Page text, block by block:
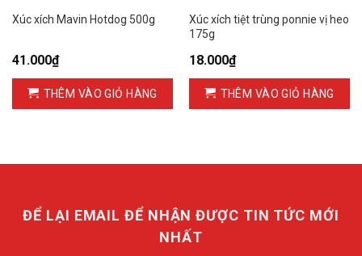
Xúc xích Mavin Hotdog 500g
41.000₫
THÊM VÀO GIỎ HÀNG
Xúc xích tiệt trùng ponnie vị heo
175g
18.000₫
THÊM VÀO GIỎ HÀNG
ĐỂ LẠI EMAIL ĐỂ NHẬN ĐƯỢC TIN TỨC MỚI
NHẤT